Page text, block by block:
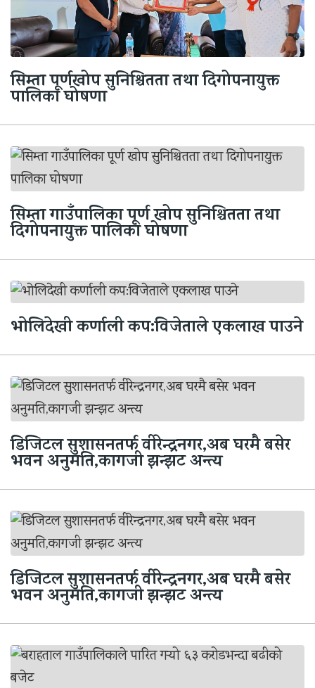
सिम्ता पूर्णखोप सुनिश्चितता तथा दिगोपनायुक्त
पालिका घोषणा
सिम्ता गाउँपालिका पूर्ण खोप सुनिश्चितता तथा
दिगोपनायुक्त पालिका घोषणा
भाेलिदेखी कर्णाली कप:विजेताले एकलाख पाउने
डिजिटल सुशासनतर्फ वीरेन्द्रनगर,अब घरमै बसेर
भवन अनुमति,कागजी झन्झट अन्त्य
डिजिटल सुशासनतर्फ वीरेन्द्रनगर,अब घरमै बसेर
भवन अनुमति,कागजी झन्झट अन्त्य